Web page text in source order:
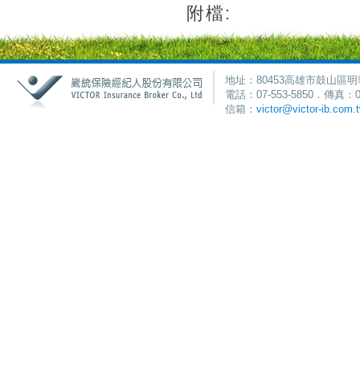
附檔:
地址：80453高雄市鼓山區
電話：07-553-5850．傳真
信箱： victor@victor-